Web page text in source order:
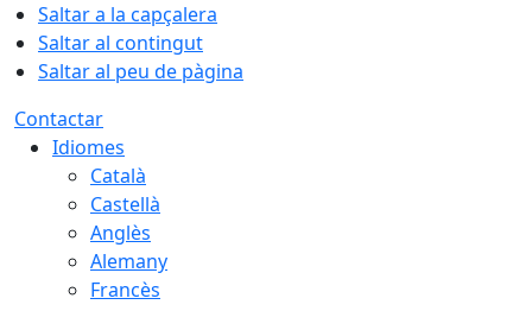
Saltar a la capçalera
Saltar al contingut
Saltar al peu de pàgina
Contactar
Idiomes
Català
Castellà
Anglès
Alemany
Francès